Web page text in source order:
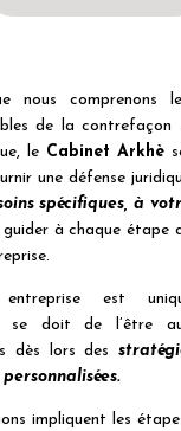
nous comprenons
de la contrefaçon
le Cabinet Arkhè
une défense
spécifiques, à
à chaque étape
entreprise est
se doit de l’être
dès lors des
impliquent les